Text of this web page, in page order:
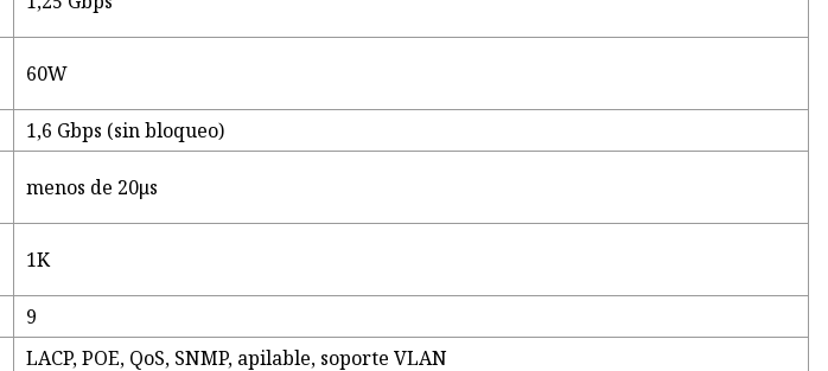
60W
1,6 Gbps (sin bloqueo)
menos de 20μs
1K
9
LACP, POE, QoS, SNMP, apilable, soporte VLAN